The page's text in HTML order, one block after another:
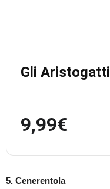
Gli Aristogatti
9,99€
5. Cenerentola